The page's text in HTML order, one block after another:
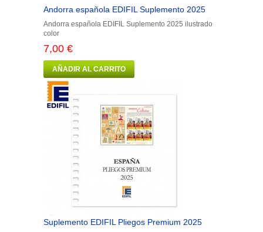
Andorra española EDIFIL Suplemento 2025
Andorra española EDIFIL Suplemento 2025 ilustrado
color
7,00 €
AÑADIR AL CARRITO
Suplemento EDIFIL Pliegos Premium 2025